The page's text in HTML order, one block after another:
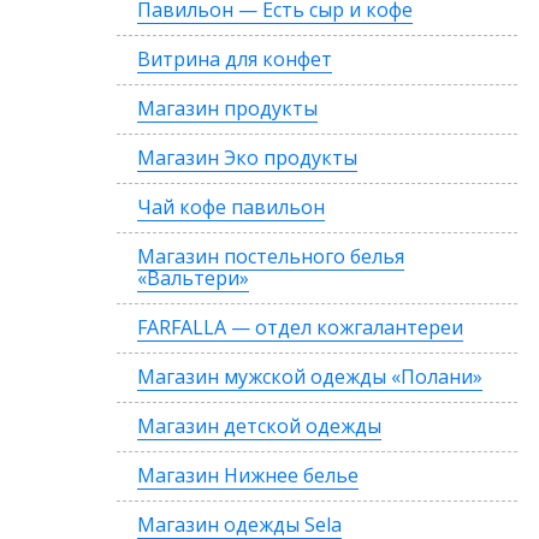
Павильон — Есть сыр и кофе
Витрина для конфет
Магазин продукты
Магазин Эко продукты
Чай кофе павильон
Магазин постельного белья
«Вальтери»
FARFALLA — отдел кожгалантереи
Магазин мужской одежды «Полани»
Магазин детской одежды
Магазин Нижнее белье
Магазин одежды Sela